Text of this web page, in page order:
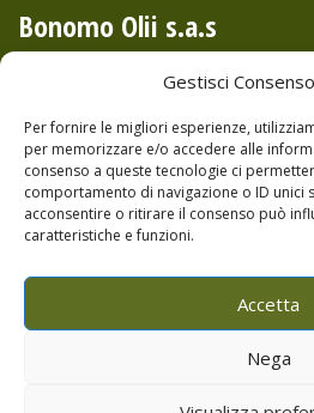
Gestisci
Per fornire le migliori esperienze,
per memorizzare e/o accedere alle
consenso a queste tecnologie ci
comportamento di navigazione o ID unici
acconsentire o ritirare il consenso può
caratteristiche e funzioni.
Accetta
Nega
Bonomo Olii s.a.s
P.IVA 04679730822
Tel:+39.0921.674504
Cell:+39.393.9836604
Cell:+39.393.9738081